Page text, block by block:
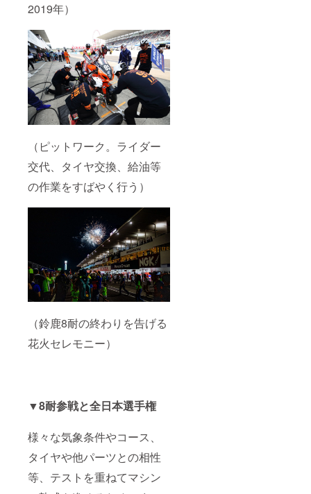
2019年）
（ピットワーク。ライダー
交代、タイヤ交換、給油等
の作業をすばやく行う）
（鈴鹿8耐の終わりを告げる
花火セレモニー）
▼8耐参戦と全日本選手権
様々な気象条件やコース、
タイヤや他パーツとの相性
等、テストを重ねてマシン